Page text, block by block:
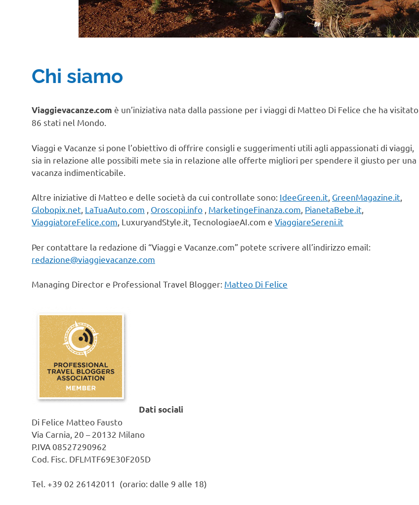
Chi siamo
Viaggievacanze.com è un’iniziativa nata dalla passione per i viaggi di Matteo Di Felice che ha visitato
86 stati nel Mondo.
Viaggi e Vacanze si pone l’obiettivo di offrire consigli e suggerimenti utili agli appassionati di viaggi,
sia in relazione alle possibili mete sia in relazione alle offerte migliori per spendere il giusto per una
vacanza indimenticabile.
Altre iniziative di Matteo e delle società da cui controllate sono: IdeeGreen.it, GreenMagazine.it,
Globopix.net, LaTuaAuto.com , Oroscopi.info , MarketingeFinanza.com, PianetaBebe.it,
ViaggiatoreFelice.com, LuxuryandStyle.it, TecnologiaeAI.com e ViaggiareSereni.it
Per contattare la redazione di “Viaggi e Vacanze.com” potete scrivere all’indirizzo email:
redazione@viaggievacanze.com
Managing Director e Professional Travel Blogger: Matteo Di Felice
Dati sociali
Di Felice Matteo Fausto
Via Carnia, 20 – 20132 Milano
P.IVA 08527290962
Cod. Fisc. DFLMTF69E30F205D
Tel. +39 02 26142011 (orario: dalle 9 alle 18)